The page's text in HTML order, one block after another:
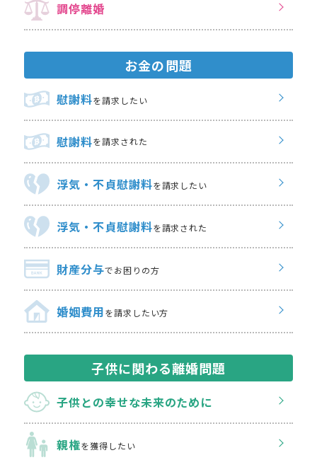
調停離婚
お金の問題
慰謝料を請求したい
慰謝料を請求された
浮気・不貞慰謝料を請求したい
浮気・不貞慰謝料を請求された
財産分与でお困りの方
婚姻費用を請求したい方
子供に関わる離婚問題
子供との幸せな未来のために
親権を獲得したい